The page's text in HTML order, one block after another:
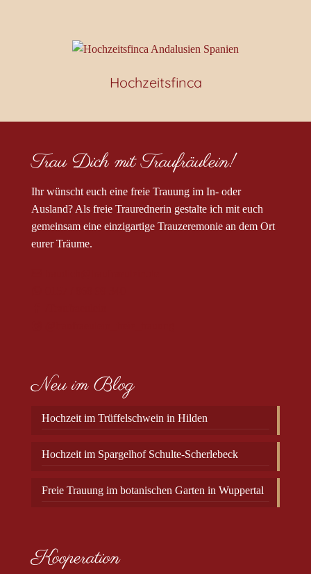
Hochzeitsfinca
Trau Dich mit Traufräulein!
Ihr wünscht euch eine freie Trauung im In- oder
Ausland? Als freie Traurednerin gestalte ich mit euch
gemeinsam eine einzigartige Trauzeremonie an dem Ort
eurer Träume.
Neu im Blog
Hochzeit im Trüffelschwein in Hilden
Hochzeit im Spargelhof Schulte-Scherlebeck
Freie Trauung im botanischen Garten in Wuppertal
Kooperation